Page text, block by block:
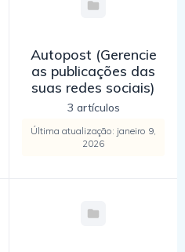
Autopost (Gerencie
as publicações das
suas redes sociais)
3 artículos
Última atualização: janeiro 9,
2026